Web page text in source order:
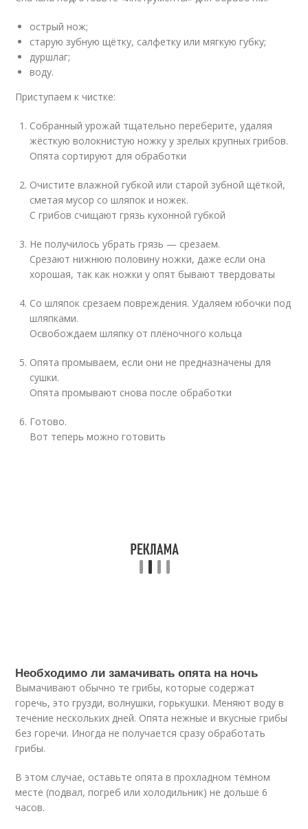
острый нож;
старую зубную щётку, салфетку или мягкую губку;
дуршлаг;
воду.
Приступаем к чистке:
Собранный урожай тщательно переберите, удаляя
жёсткую волокнистую ножку у зрелых крупных грибов.
Опята сортируют для обработки
Очистите влажной губкой или старой зубной щёткой,
сметая мусор со шляпок и ножек.
С грибов счищают грязь кухонной губкой
Не получилось убрать грязь — срезаем.
Срезают нижнюю половину ножки, даже если она
хорошая, так как ножки у опят бывают твердоваты
Со шляпок срезаем повреждения. Удаляем юбочки под
шляпками.
Освобождаем шляпку от плёночного кольца
Опята промываем, если они не предназначены для
сушки.
Опята промывают снова после обработки
Готово.
Вот теперь можно готовить
Необходимо ли замачивать опята на ночь
Вымачивают обычно те грибы, которые содержат
горечь, это грузди, волнушки, горькушки. Меняют воду в
течение нескольких дней. Опята нежные и вкусные грибы
без горечи. Иногда не получается сразу обработать
грибы.
В этом случае, оставьте опята в прохладном тёмном
месте (подвал, погреб или холодильник) не дольше 6
часов.